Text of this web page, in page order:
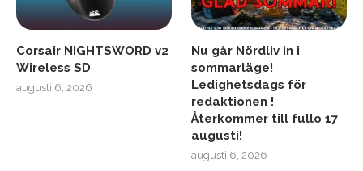
Corsair NIGHTSWORD v2
Wireless SD
augusti 6, 2026
Nu går Nördliv in i
sommarläge!
Ledighetsdags för
redaktionen !
Återkommer till fullo 17
augusti!
augusti 6, 2026